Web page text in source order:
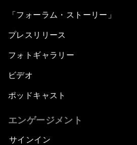
「フォーラム・ストーリー」
プレスリリース
フォトギャラリー
ビデオ
ポッドキャスト
エンゲージメント
サインイン